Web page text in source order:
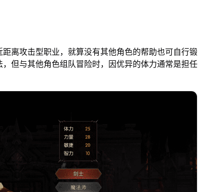
离攻击型职业，就算没有其他角色的帮助也可自行锻
但与其他角色组队冒险时，因优异的体力通常是担任